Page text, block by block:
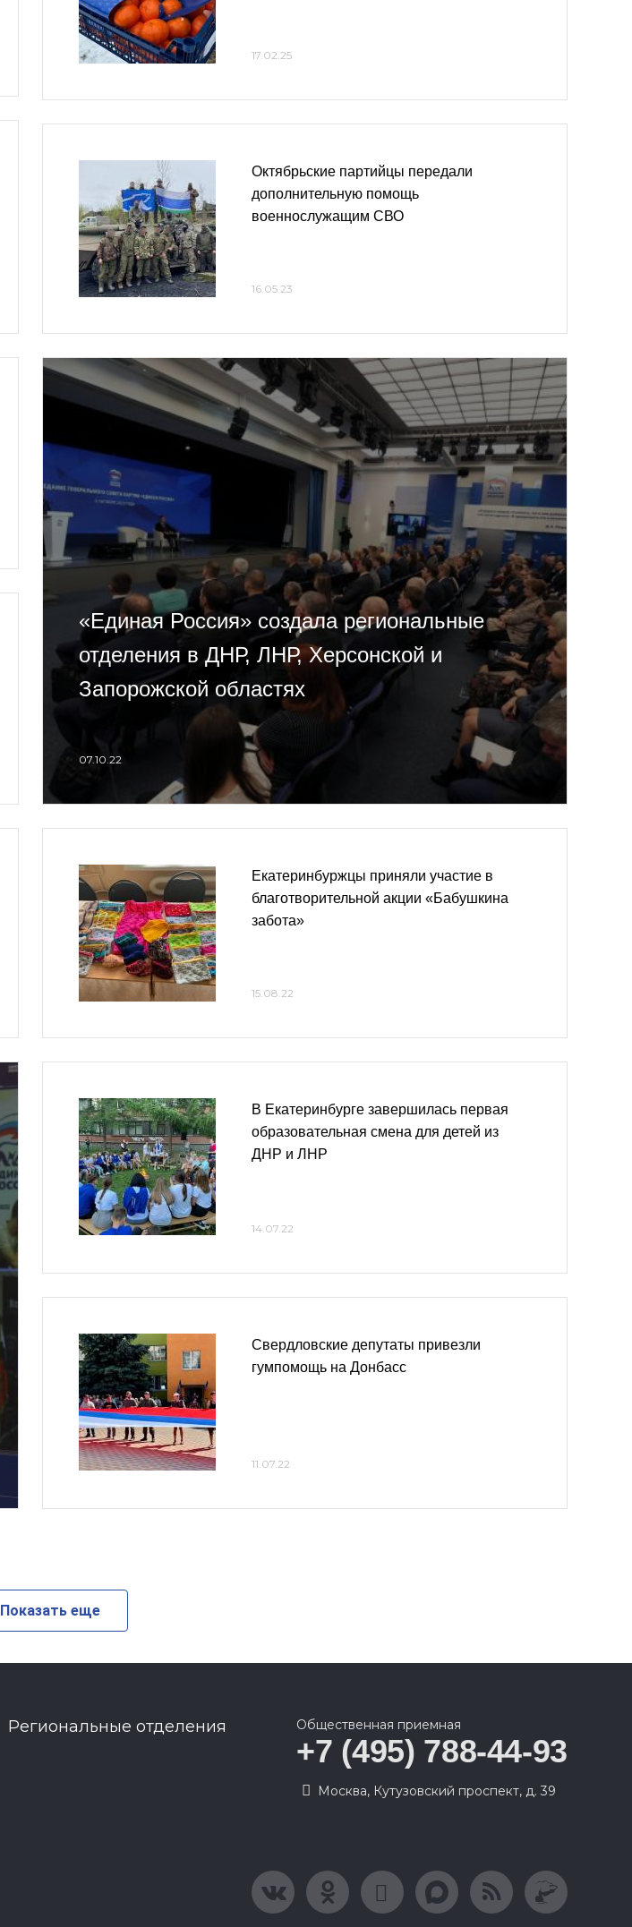
17.02.25
Октябрьские партийцы передали
дополнительную помощь
военнослужащим СВО
16.05.23
«Единая Россия» создала региональные
отделения в ДНР, ЛНР, Херсонской и
Запорожской областях
07.10.22
Екатеринбуржцы приняли участие в
благотворительной акции «Бабушкина
забота»
15.08.22
В Екатеринбурге завершилась первая
образовательная смена для детей из
ДНР и ЛНР
14.07.22
Свердловские депутаты привезли
гумпомощь на Донбасс
11.07.22
Показать еще
Региональные отделения Общественная приемная
+7 (495) 788-44-93
Москва, Кутузовский проспект, д. 39